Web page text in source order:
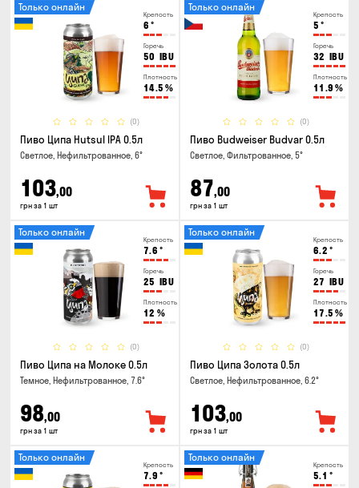
Крепость
6 °
Горечь
50 IBU
Плотность
14.5 %
(0)
Только онлайн
Пиво Ципа Hutsul IPA 0.5л
Светлое, Нефильтрованное, 6°
103,00
грн за 1 шт
Крепость
5 °
Горечь
32 IBU
Плотность
11.9 %
(0)
Только онлайн
Пиво Budweiser Budvar 0.5л
Светлое, Фильтрованное, 5°
87,00
грн за 1 шт
Крепость
7.6 °
Горечь
25 IBU
Плотность
12 %
(0)
Только онлайн
Пиво Ципа на Молоке 0.5л
Темное, Нефильтрованное, 7.6°
98,00
грн за 1 шт
Крепость
6.2 °
Горечь
27 IBU
Плотность
17.5 %
(0)
Только онлайн
Пиво Ципа Золота 0.5л
Светлое, Нефильтрованное, 6.2°
103,00
грн за 1 шт
Крепость
7.9 °
Только онлайн
Крепость
5.1 °
Только онлайн